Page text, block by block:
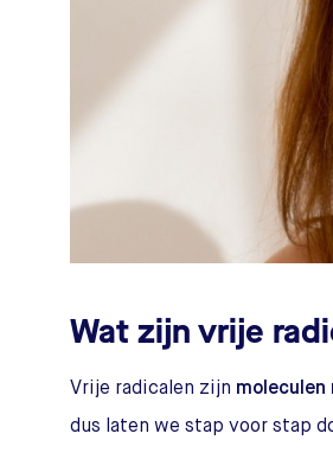
Wat zijn vrije
Vrije radicalen zijn moleculen
dus laten we stap voor stap